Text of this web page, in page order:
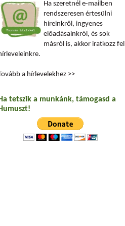
Ha szeretnél e-mailben
rendszeresen értesülni
híreinkről, ingyenes
előadásainkról, és sok
másról is, akkor iratkozz fel
a hírlevelekhez >>
tetszik a munkánk, támogasd a